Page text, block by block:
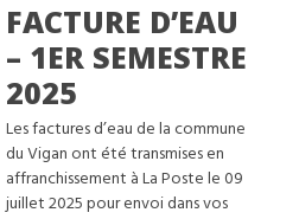
FACTURE D’EAU
– 1ER SEMESTRE
2025
Les factures d’eau de la commune
du Vigan ont été transmises en
affranchissement à La Poste le 09
juillet 2025 pour envoi dans vos